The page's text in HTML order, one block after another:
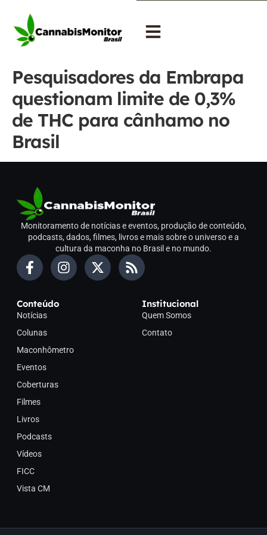
Pesquisadores da Embrapa
questionam limite de 0,3%
de THC para cânhamo no
Brasil
Monitoramento de notícias e eventos, produção de conteúdo,
podcasts, dados, filmes, livros e mais sobre o universo e a
cultura da maconha no Brasil e no mundo.
Conteúdo
Notícias
Colunas
Maconhômetro
Eventos
Coberturas
Filmes
Livros
Podcasts
Vídeos
FICC
Vista CM
Institucional
Quem Somos
Contato